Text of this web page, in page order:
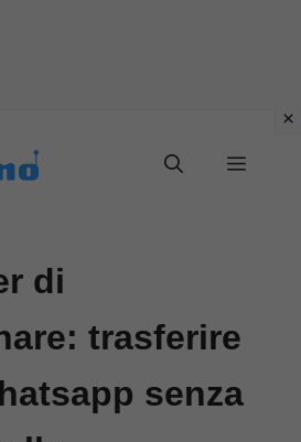
Menu
di
trasferire
senza